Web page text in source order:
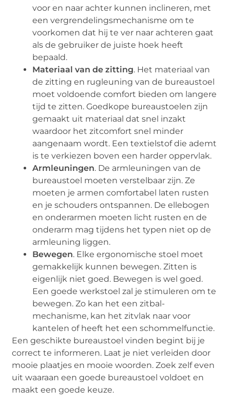
voor en naar achter kunnen inclineren, met
een vergrendelingsmechanisme om te
voorkomen dat hij te ver naar achteren gaat
als de gebruiker de juiste hoek heeft
bepaald.
Materiaal van de zitting. Het materiaal van
de zitting en rugleuning van de bureaustoel
moet voldoende comfort bieden om langere
tijd te zitten. Goedkope bureaustoelen zijn
gemaakt uit materiaal dat snel inzakt
waardoor het zitcomfort snel minder
aangenaam wordt. Een textielstof die ademt
is te verkiezen boven een harder oppervlak.
Armleuningen. De armleuningen van de
bureaustoel moeten verstelbaar zijn. Ze
moeten je armen comfortabel laten rusten
en je schouders ontspannen. De ellebogen
en onderarmen moeten licht rusten en de
onderarm mag tijdens het typen niet op de
armleuning liggen.
Bewegen. Elke ergonomische stoel moet
gemakkelijk kunnen bewegen. Zitten is
eigenlijk niet goed. Bewegen is wel goed.
Een goede werkstoel zal je stimuleren om te
bewegen. Zo kan het een zitbal-
mechanisme, kan het zitvlak naar voor
kantelen of heeft het een schommelfunctie.
Een geschikte bureaustoel vinden begint bij je
correct te informeren. Laat je niet verleiden door
mooie plaatjes en mooie woorden. Zoek zelf even
uit waaraan een goede bureaustoel voldoet en
maakt een goede keuze.